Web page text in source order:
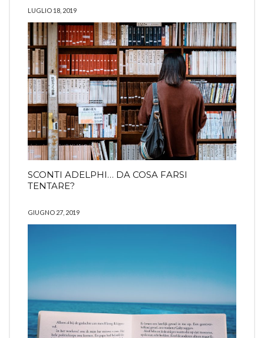
LUGLIO 18, 2019
SCONTI ADELPHI… DA COSA FARSI
TENTARE?
GIUGNO 27, 2019